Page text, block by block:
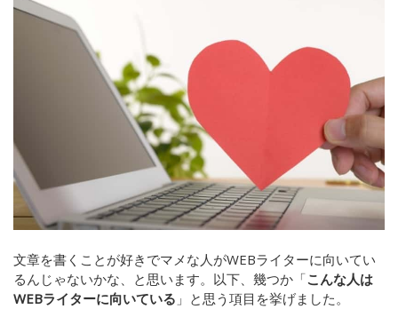
文章を書くことが好きでマメな人がWEBライターに向いてい
るんじゃないかな、と思います。 以下、幾つか「こんな人は
WEBライターに向いている 」と思う項目を挙げました。